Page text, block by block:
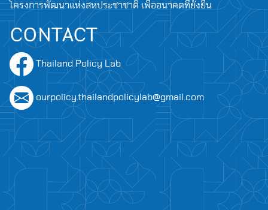
Search
for:
โครงการพัฒนาแห่งสหประชาชาติ เพื่ออนาคตที่ยั่งยืน
CONTACT
Thailand Policy Lab
ourpolicy.thailandpolicylab@gmail.com